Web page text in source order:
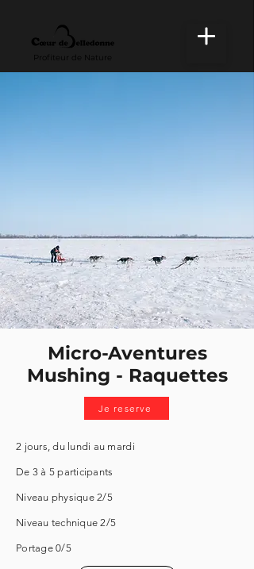
Profiteur de Nature
Micro-Aventures
Mushing - Raquettes
Je reserve
2 jours,du lundi au mardi
De 3 à 5 participants
Niveau physique 2/5
Niveau technique 2/5
Portage 0/5